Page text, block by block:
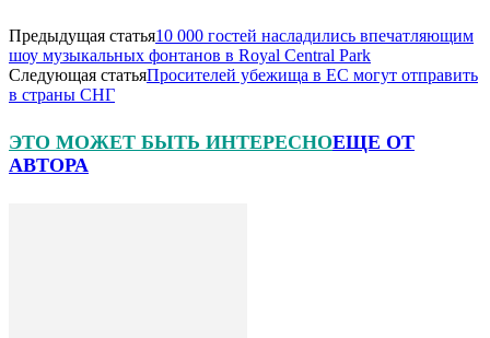
Предыдущая статья10 000 гостей насладились впечатляющим
шоу музыкальных фонтанов в Royal Central Park
Следующая статьяПросителей убежища в ЕС могут отправить
в страны СНГ
ЭТО МОЖЕТ БЫТЬ ИНТЕРЕСНОЕЩЕ ОТ
АВТОРА